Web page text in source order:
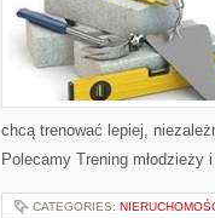
chcą trenować lepiej,
Polecamy Trening
CATEGORIES: